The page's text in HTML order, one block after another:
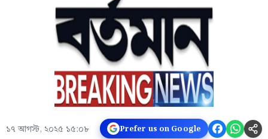
১৭ আগস্ট, ২০২৫ ১৫:০৮ Prefer us on Google